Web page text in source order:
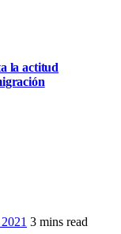
la actitud
3 mins read